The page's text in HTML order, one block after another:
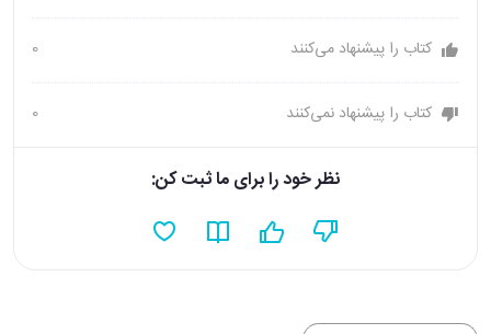
کتاب را پیشنهاد می‌کنند 0
کتاب را پیشنهاد نمی‌کنند 0
نظر خود را برای ما ثبت کن: